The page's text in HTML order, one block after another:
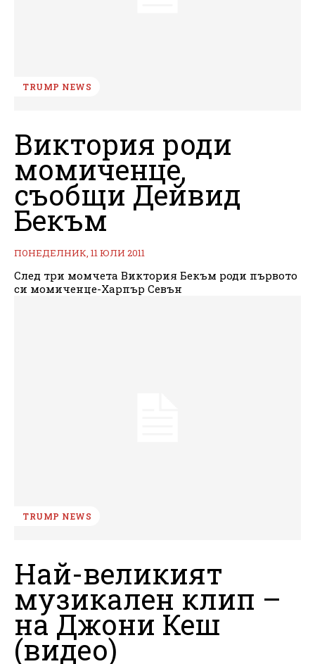
TRUMP NEWS
Виктория роди
момиченце,
съобщи Дейвид
Бекъм
ПОНЕДЕЛНИК, 11 ЮЛИ 2011
След три момчета Виктория Бекъм роди първото
си момиченце-Харпър Севън
TRUMP NEWS
Най-великият
музикален клип –
на Джони Кеш
(видео)